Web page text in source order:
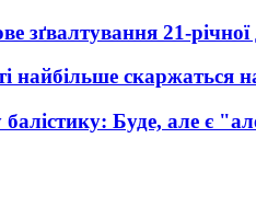
зґвалтування 21-річної
найбільше скаржаться
Буде, але є